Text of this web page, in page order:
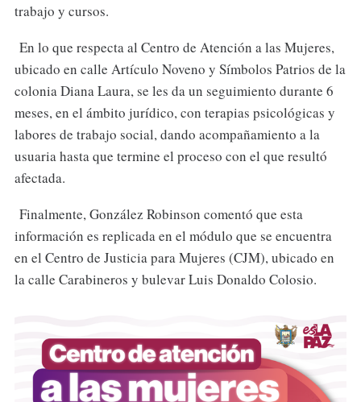
trabajo y cursos.
En lo que respecta al Centro de Atención a las Mujeres,
ubicado en calle Artículo Noveno y Símbolos Patrios de la
colonia Diana Laura, se les da un seguimiento durante 6
meses, en el ámbito jurídico, con terapias psicológicas y
labores de trabajo social, dando acompañamiento a la
usuaria hasta que termine el proceso con el que resultó
afectada.
Finalmente, González Robinson comentó que esta
información es replicada en el módulo que se encuentra
en el Centro de Justicia para Mujeres (CJM), ubicado en
la calle Carabineros y bulevar Luis Donaldo Colosio.